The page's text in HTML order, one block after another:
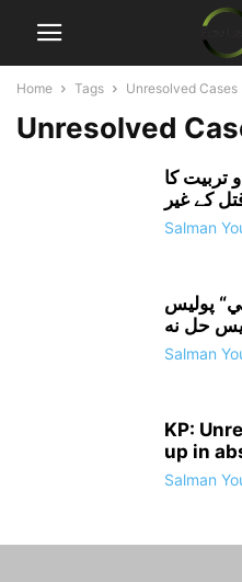
Home Tags Unresolved Cases
Unresolved
تربیت کا
Salman
پوليس
Salman
KP:
up in
Salman